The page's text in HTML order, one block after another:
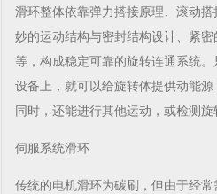
滑环整体依靠弹力搭接原理、滚动
妙的运动结构与密封结构设计、紧
等，构成稳定可靠的旋转连通系统
设备上，就可以给旋转体提供动能
同时，还能进行其他运动，或检测旋
伺服系统滑环
传统的电机滑环为碳刷，但由于经